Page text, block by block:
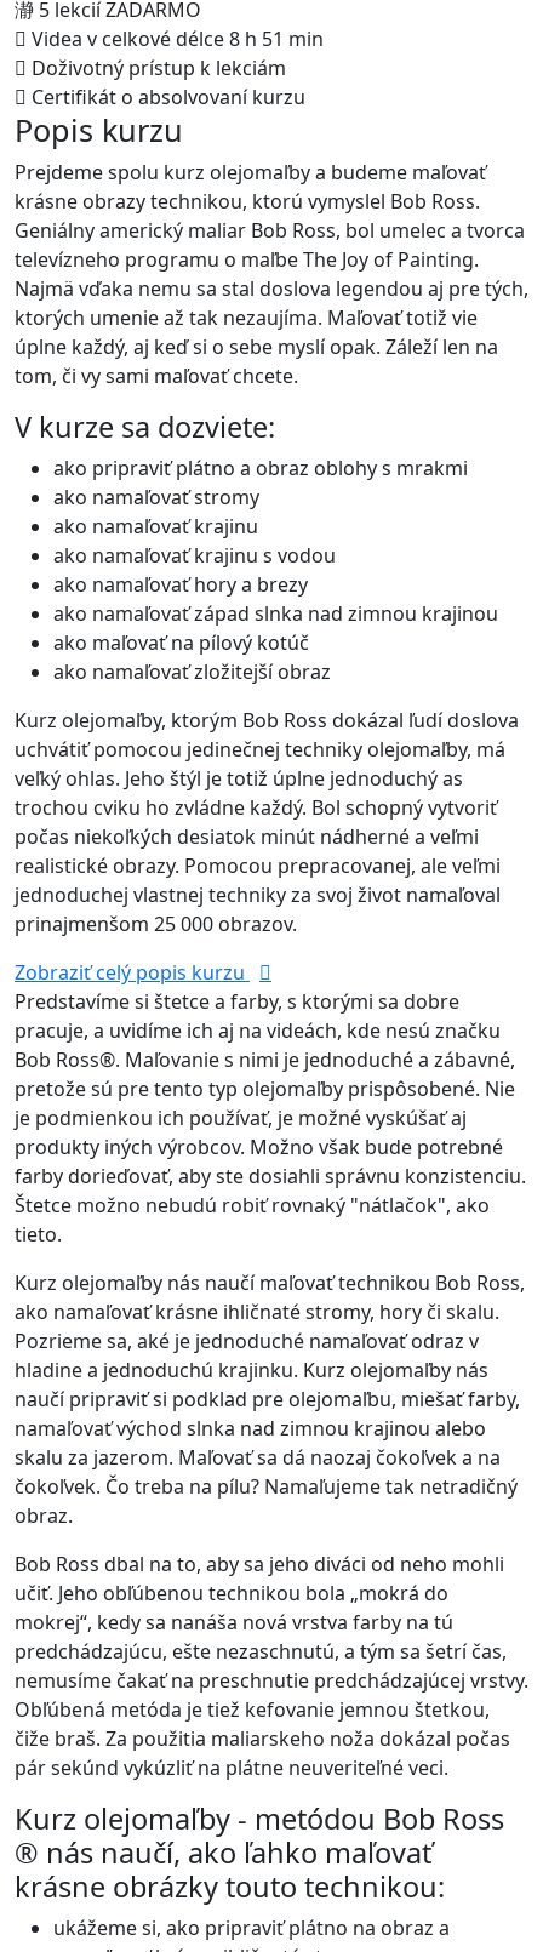
5 lekcií ZADARMO
Videa v celkové délce 8 h 51 min
Doživotný prístup k lekciám
Certifikát o absolvovaní kurzu
Popis kurzu
Prejdeme spolu kurz olejomaľby a budeme maľovať
krásne obrazy technikou, ktorú vymyslel Bob Ross.
Geniálny americký maliar Bob Ross, bol umelec a tvorca
televízneho programu o maľbe The Joy of Painting.
Najmä vďaka nemu sa stal doslova legendou aj pre tých,
ktorých umenie až tak nezaujíma. Maľovať totiž vie
úplne každý, aj keď si o sebe myslí opak. Záleží len na
tom, či vy sami maľovať chcete.
V kurze sa dozviete:
ako pripraviť plátno a obraz oblohy s mrakmi
ako namaľovať stromy
ako namaľovať krajinu
ako namaľovať krajinu s vodou
ako namaľovať hory a brezy
ako namaľovať západ slnka nad zimnou krajinou
ako maľovať na pílový kotúč
ako namaľovať zložitejší obraz
Kurz olejomaľby, ktorým Bob Ross dokázal ľudí doslova
uchvátiť pomocou jedinečnej techniky olejomaľby, má
veľký ohlas. Jeho štýl je totiž úplne jednoduchý as
trochou cviku ho zvládne každý. Bol schopný vytvoriť
počas niekoľkých desiatok minút nádherné a veľmi
realistické obrazy. Pomocou prepracovanej, ale veľmi
jednoduchej vlastnej techniky za svoj život namaľoval
prinajmenšom 25 000 obrazov.
Zobraziť celý popis kurzu
Predstavíme si štetce a farby, s ktorými sa dobre
pracuje, a uvidíme ich aj na videách, kde nesú značku
Bob Ross®. Maľovanie s nimi je jednoduché a zábavné,
pretože sú pre tento typ olejomaľby prispôsobené. Nie
je podmienkou ich používať, je možné vyskúšať aj
produkty iných výrobcov. Možno však bude potrebné
farby dorieďovať, aby ste dosiahli správnu konzistenciu.
Štetce možno nebudú robiť rovnaký "nátlačok", ako
tieto.
Kurz olejomaľby nás naučí maľovať technikou Bob Ross,
ako namaľovať krásne ihličnaté stromy, hory či skalu.
Pozrieme sa, aké je jednoduché namaľovať odraz v
hladine a jednoduchú krajinku. Kurz olejomaľby nás
naučí pripraviť si podklad pre olejomaľbu, miešať farby,
namaľovať východ slnka nad zimnou krajinou alebo
skalu za jazerom. Maľovať sa dá naozaj čokoľvek a na
čokoľvek. Čo treba na pílu? Namaľujeme tak netradičný
obraz.
Bob Ross dbal na to, aby sa jeho diváci od neho mohli
učiť. Jeho obľúbenou technikou bola „mokrá do
mokrej“, kedy sa nanáša nová vrstva farby na tú
predchádzajúcu, ešte nezaschnutú, a tým sa šetrí čas,
nemusíme čakať na preschnutie predchádzajúcej vrstvy.
Obľúbená metóda je tiež kefovanie jemnou štetkou,
čiže braš. Za použitia maliarskeho noža dokázal počas
pár sekúnd vykúzliť na plátne neuveriteľné veci.
Kurz olejomaľby - metódou Bob Ross
® nás naučí, ako ľahko maľovať
krásne obrázky touto technikou:
ukážeme si, ako pripraviť plátno na obraz a